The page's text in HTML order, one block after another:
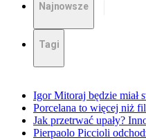
Najnowsze
Tagi
Igor Mitoraj będzie miał
Porcelana to więcej niż
Jak przetrwać upały?
Pierpaolo Piccioli